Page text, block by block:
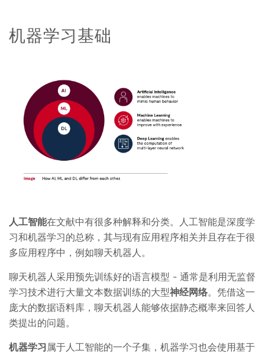
机器学习基础
人工智能在文献中有很多种解释和分类。人工智能是深度学
习和机器学习的总称，其与现有应用程序相关并且存在于很
多应用程序中，例如聊天机器人。
聊天机器人采用预先训练好的语言模型 - 通常是利用无监督
学习技术进行大量文本数据训练的大型神经网络。凭借这一
庞大的数据语料库，聊天机器人能够依据静态概率来回答人
类提出的问题。
机器学习属于人工智能的一个子集，机器学习也会使用基于